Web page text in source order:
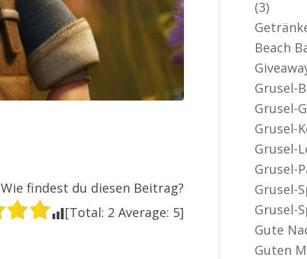
Wie findest du diesen Beitrag?
[Total: 2 Average: 5]
(3)
Beach
Grusel-
Grusel-
Grusel-
Grusel-
Grusel-
Grusel-
Grusel-
Gute
Guten